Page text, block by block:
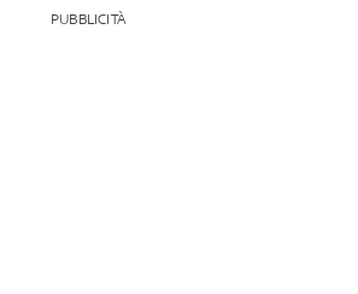
PUBBLICITÀ